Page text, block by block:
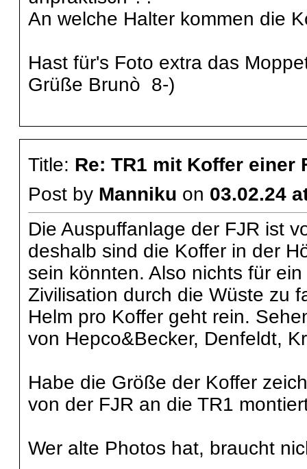
An welche Halter kommen die
Hast für's Foto extra das
Grüße Brunò 8-)
Title: Re: TR1 mit Koffer einer
Post by Manniku on 03.02.24
Die Auspuffanlage der FJR ist
deshalb sind die Koffer in der
sein könnten. Also nichts für
Zivilisation durch die Wüste zu
Helm pro Koffer geht rein.
von Hepco&Becker, Denfeldt,
Habe die Größe der Koffer
von der FJR an die TR1
Wer alte Photos hat, braucht